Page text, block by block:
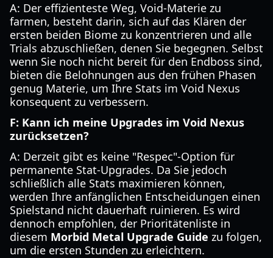
A: Der effizienteste Weg, Void-Materie zu
farmen, besteht darin, sich auf das Klären der
ersten beiden Biome zu konzentrieren und alle
Trials abzuschließen, denen Sie begegnen. Selbst
wenn Sie noch nicht bereit für den Endboss sind,
bieten die Belohnungen aus den frühen Phasen
genug Materie, um Ihre Stats im Void Nexus
konsequent zu verbessern.
F: Kann ich meine Upgrades im Void Nexus
zurücksetzen?
A: Derzeit gibt es keine "Respec"-Option für
permanente Stat-Upgrades. Da Sie jedoch
schließlich alle Stats maximieren können,
werden Ihre anfänglichen Entscheidungen einen
Spielstand nicht dauerhaft ruinieren. Es wird
dennoch empfohlen, der Prioritätenliste in
diesem Morbid Metal Upgrade Guide zu folgen,
um die ersten Stunden zu erleichtern.